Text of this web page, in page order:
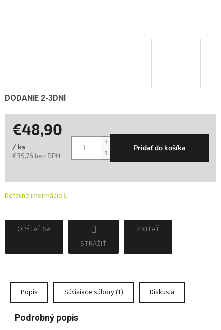
DODANIE 2-3DNÍ
€48,90
/ ks
€39,76 bez DPH
Pridať do košíka
Detailné informácie
OPÝTAŤ SA
STRÁŽIŤ
ZDIEĽAŤ
Popis Súvisiace súbory (1) Diskusia
Podrobný popis